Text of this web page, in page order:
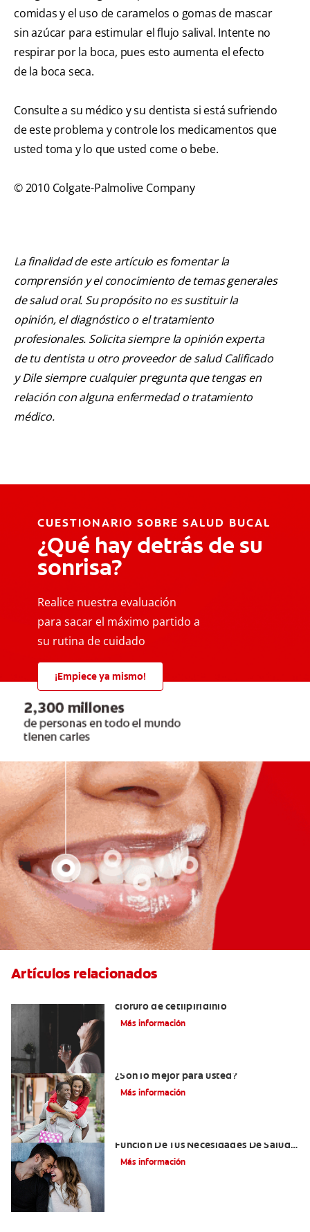
comidas y el uso de caramelos o gomas de mascar
sin azúcar para estimular el flujo salival. Intente no
respirar por la boca, pues esto aumenta el efecto
de la boca seca.
Consulte a su médico y su dentista si está sufriendo
de este problema y controle los medicamentos que
usted toma y lo que usted come o bebe.
© 2010 Colgate-Palmolive Company
La finalidad de este artículo es fomentar la
comprensión y el conocimiento de temas generales
de salud oral. Su propósito no es sustituir la
opinión, el diagnóstico o el tratamiento
profesionales. Solicita siempre la opinión experta
de tu dentista u otro proveedor de salud Calificado
y Dile siempre cualquier pregunta que tengas en
relación con alguna enfermedad o tratamiento
médico.
CUESTIONARIO SOBRE SALUD BUCAL
¿Qué hay detrás de su
sonrisa?
Realice nuestra evaluación
para sacar el máximo partido a
su rutina de cuidado
¡Empiece ya mismo!
Artículos relacionados
cloruro de cetilpiridinio
Más información
¿Son lo mejor para usted?
Más información
Función De Tus Necesidades De Salud
Oral?
Más información